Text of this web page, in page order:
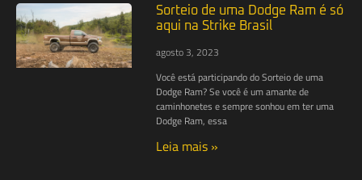
Sorteio de uma Dodge Ram é só
aqui na Strike Brasil
agosto 3, 2023
Você está participando do Sorteio de uma
Dodge Ram? Se você é um amante de
caminhonetes e sempre sonhou em ter uma
Dodge Ram, essa
Leia mais »